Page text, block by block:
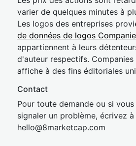
varier de quelques minutes à
Les logos des entreprises
de données de logos
appartiennent à leurs
d'auteur respectifs.
affiche à des fins éditoriales
Contact
Pour toute demande ou si
signaler un problème, écrivez à
hello@8marketcap.com